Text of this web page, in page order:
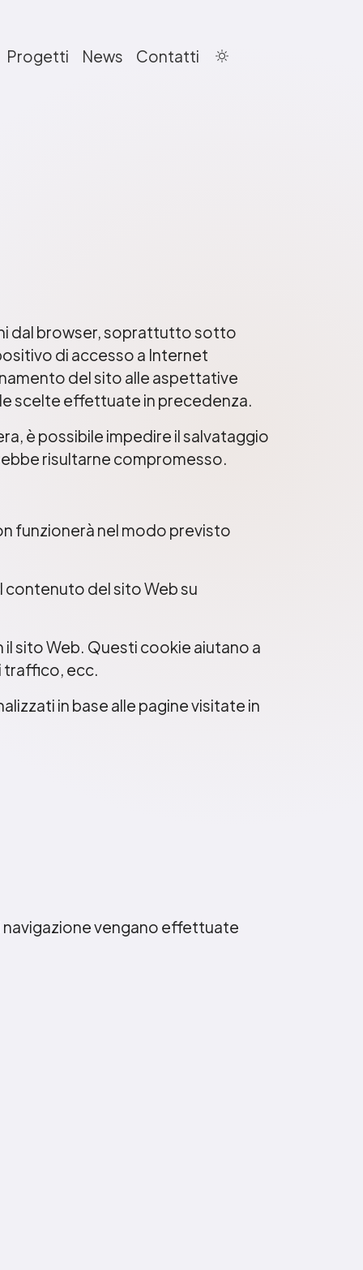
Progetti News Contatti
dal browser, soprattutto sotto
di accesso a Internet
del sito alle aspettative
scelte effettuate in precedenza.
è possibile impedire il salvataggio
risultarne compromesso.
funzionerà nel modo previsto
del sito Web su
sito Web. Questi cookie aiutano a
traffico, ecc.
in base alle pagine visitate in
navigazione vengano effettuate